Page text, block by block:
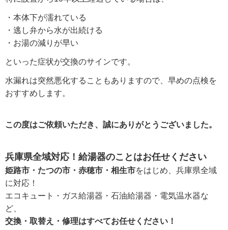
・本体下が濡れている
・逃し弁から水が出続ける
・お湯の減りが早い
といった症状が交換のサインです。
水漏れは突然悪化することもありますので、早めの点検を
おすすめします。
この度はご依頼いただき、誠にありがとうございました。
兵庫県全域対応！給湯器のことはお任せください
姫路市・たつの市・赤穂市・相生市をはじめ、兵庫県全域
に対応！
エコキュート・ガス給湯器・石油給湯器・電気温水器な
ど、
交換・取替え・修理はすべてお任せください！